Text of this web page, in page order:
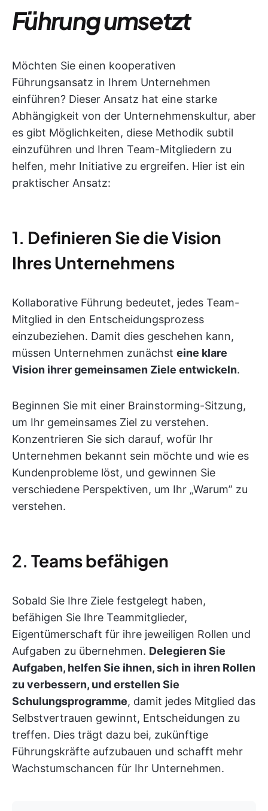
Führung umsetzt
Möchten Sie einen kooperativen
Führungsansatz in Ihrem Unternehmen
einführen? Dieser Ansatz hat eine starke
Abhängigkeit von der Unternehmenskultur, aber
es gibt Möglichkeiten, diese Methodik subtil
einzuführen und Ihren Team-Mitgliedern zu
helfen, mehr Initiative zu ergreifen. Hier ist ein
praktischer Ansatz:
1. Definieren Sie die Vision
Ihres Unternehmens
Kollaborative Führung bedeutet, jedes Team-
Mitglied in den Entscheidungsprozess
einzubeziehen. Damit dies geschehen kann,
müssen Unternehmen zunächst eine klare
Vision ihrer gemeinsamen Ziele entwickeln.
Beginnen Sie mit einer Brainstorming-Sitzung,
um Ihr gemeinsames Ziel zu verstehen.
Konzentrieren Sie sich darauf, wofür Ihr
Unternehmen bekannt sein möchte und wie es
Kundenprobleme löst, und gewinnen Sie
verschiedene Perspektiven, um Ihr „Warum” zu
verstehen.
2. Teams befähigen
Sobald Sie Ihre Ziele festgelegt haben,
befähigen Sie Ihre Teammitglieder,
Eigentümerschaft für ihre jeweiligen Rollen und
Aufgaben zu übernehmen. Delegieren Sie
Aufgaben, helfen Sie ihnen, sich in ihren Rollen
zu verbessern, und erstellen Sie
Schulungsprogramme, damit jedes Mitglied das
Selbstvertrauen gewinnt, Entscheidungen zu
treffen. Dies trägt dazu bei, zukünftige
Führungskräfte aufzubauen und schafft mehr
Wachstumschancen für Ihr Unternehmen.